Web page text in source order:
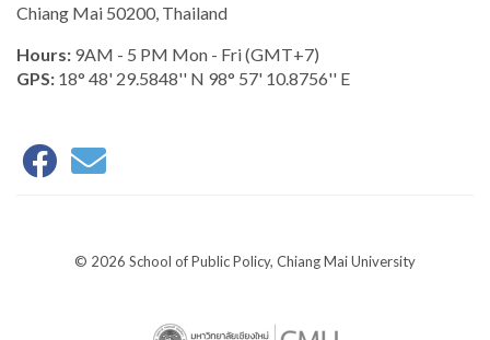
Chiang Mai 50200, Thailand
Hours: 9AM - 5 PM Mon - Fri (GMT+7)
GPS: 18° 48' 29.5848'' N 98° 57' 10.8756'' E
© 2026 School of Public Policy, Chiang Mai University